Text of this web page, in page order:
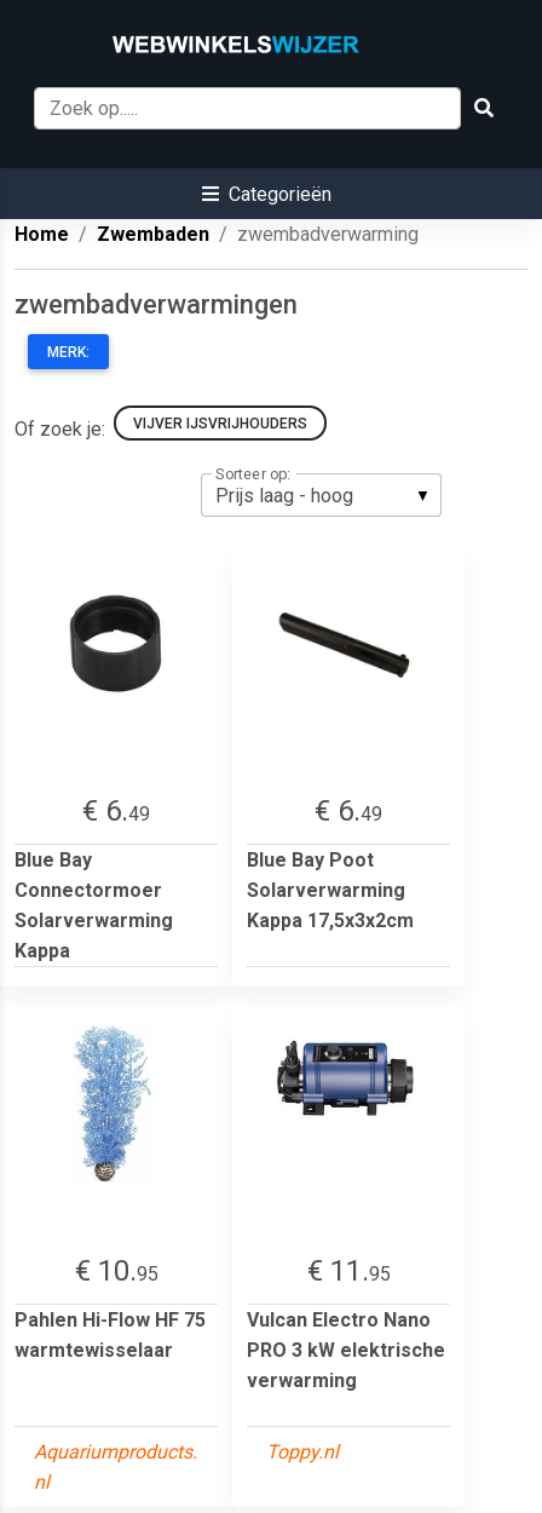
Categorieën
Home
Zwembaden zwembadverwarming
zwembadverwarmingen
MERK:
Of zoek je: VIJVER IJSVRIJHOUDERS
Sorteer op:
€ 6.49
Blue Bay
Connectormoer
Solarverwarming
Kappa
€ 6.49
Blue Bay Poot
Solarverwarming
Kappa 17,5x3x2cm
€ 10.95
Pahlen Hi-Flow HF 75
warmtewisselaar
Aquariumproducts.
nl
€ 11.95
Vulcan Electro Nano
PRO 3 kW elektrische
verwarming
Toppy.nl